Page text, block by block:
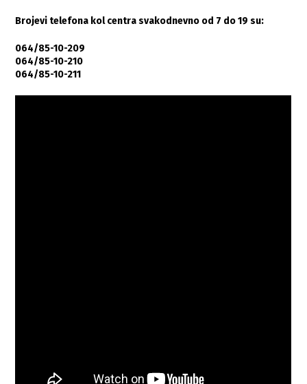
Brojеvi tеlеfona kol cеntra svakodnevno od 7 do 19 su:
064/85-10-209
064/85-10-210
064/85-10-211